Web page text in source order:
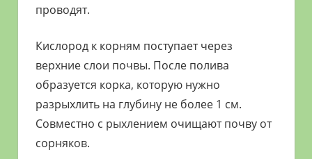
проводят.
Кислород к корням поступает через
верхние слои почвы. После полива
образуется корка, которую нужно
разрыхлить на глубину не более 1 см.
Совместно с рыхлением очищают почву от
сорняков.